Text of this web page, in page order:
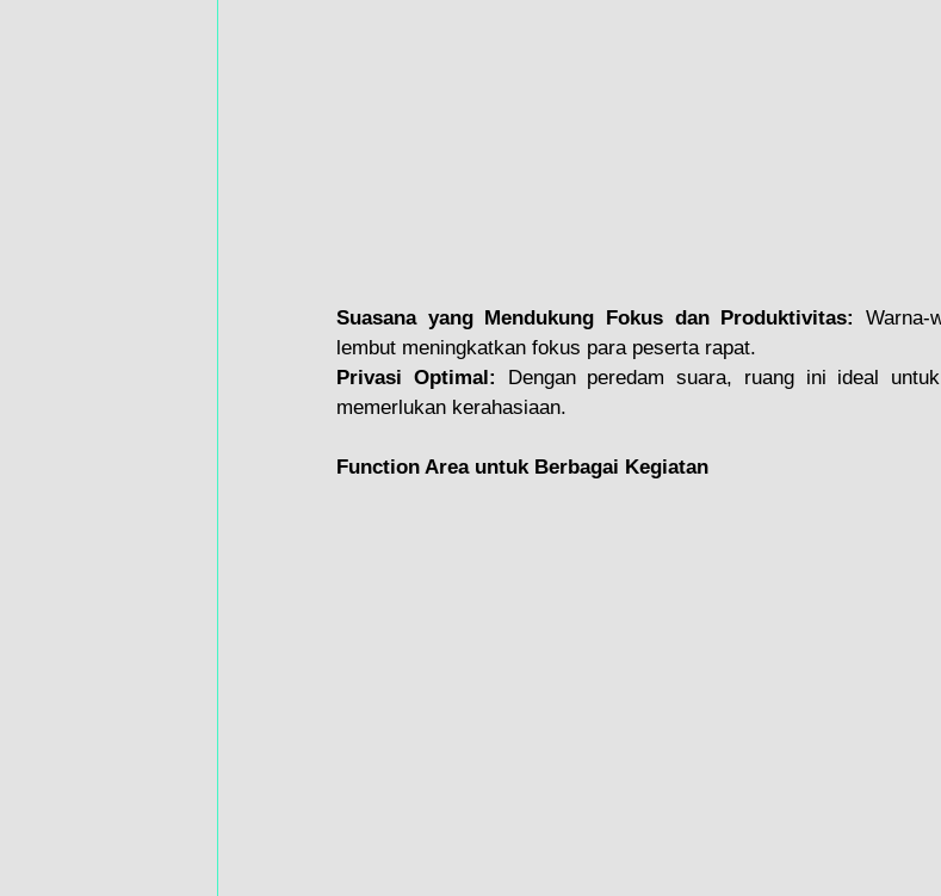
Suasana yang Mendukung Fokus dan Produktivitas: Warna-
lembut meningkatkan fokus para peserta rapat.
Privasi Optimal: Dengan peredam suara, ruang ini ideal
memerlukan kerahasiaan.
Function Area untuk Berbagai Kegiatan